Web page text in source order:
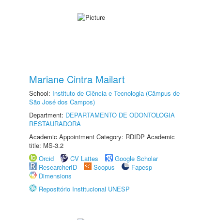
Mariane Cintra Mailart
School: Instituto de Ciência e Tecnologia (Câmpus de
São José dos Campos)
Department: DEPARTAMENTO DE ODONTOLOGIA
RESTAURADORA
Academic Appointment Category: RDIDP Academic
title: MS-3.2
Orcid
CV Lattes
Google Scholar
ResearcherID
Scopus
Fapesp
Dimensions
Repositório Institucional UNESP